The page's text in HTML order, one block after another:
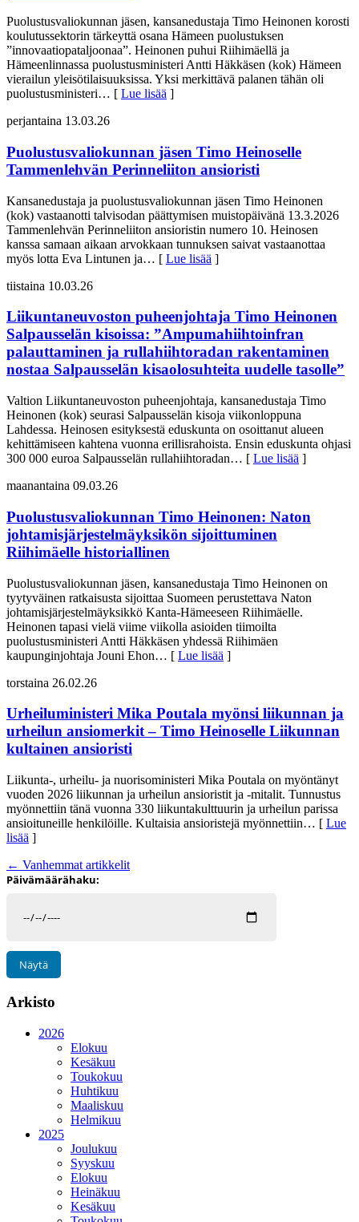
Puolustusvaliokunnan jäsen, kansanedustaja Timo Heinonen korosti
koulutussektorin tärkeyttä osana Hämeen puolustuksen
”innovaatiopataljoonaa”. Heinonen puhui Riihimäellä ja
Hämeenlinnassa puolustusministeri Antti Häkkäsen (kok) Hämeen
vierailun yleisötilaisuuksissa. Yksi merkittävä palanen tähän oli
puolustusministeri… [ Lue lisää ]
perjantaina 13.03.26
Puolustusvaliokunnan jäsen Timo Heinoselle
Tammenlehvän Perinneliiton ansioristi
Kansanedustaja ja puolustusvaliokunnan jäsen Timo Heinonen
(kok) vastaanotti talvisodan päättymisen muistopäivänä 13.3.2026
Tammenlehvän Perinneliiton ansioristin numero 10. Heinosen
kanssa samaan aikaan arvokkaan tunnuksen saivat vastaanottaa
myös lotta Eva Lintunen ja… [ Lue lisää ]
tiistaina 10.03.26
Liikuntaneuvoston puheenjohtaja Timo Heinonen
Salpausselän kisoissa: ”Ampumahiihtoinfran
palauttaminen ja rullahiihtoradan rakentaminen
nostaa Salpausselän kisaolosuhteita uudelle tasolle”
Valtion Liikuntaneuvoston puheenjohtaja, kansanedustaja Timo
Heinonen (kok) seurasi Salpausselän kisoja viikonloppuna
Lahdessa. Heinosen esityksestä eduskunta on osoittanut alueen
kehittämiseen kahtena vuonna erillisrahoista. Ensin eduskunta ohjasi
300 000 euroa Salpausselän rullahiihtoradan… [ Lue lisää ]
maanantaina 09.03.26
Puolustusvaliokunnan Timo Heinonen: Naton
johtamisjärjestelmäyksikön sijoittuminen
Riihimäelle historiallinen
Puolustusvaliokunnan jäsen, kansanedustaja Timo Heinonen on
tyytyväinen ratkaisusta sijoittaa Suomeen perustettava Naton
johtamisjärjestelmäyksikkö Kanta-Hämeeseen Riihimäelle.
Heinonen tapasi vielä viime viikolla asioiden tiimoilta
puolustusministeri Antti Häkkäsen yhdessä Riihimäen
kaupunginjohtaja Jouni Ehon… [ Lue lisää ]
torstaina 26.02.26
Urheiluministeri Mika Poutala myönsi liikunnan ja
urheilun ansiomerkit – Timo Heinoselle Liikunnan
kultainen ansioristi
Liikunta-, urheilu- ja nuorisoministeri Mika Poutala on myöntänyt
vuoden 2026 liikunnan ja urheilun ansioristit ja -mitalit. Tunnustus
myönnettiin tänä vuonna 330 liikuntakulttuurin ja urheilun parissa
ansioituneille henkilöille. Kultaisia ansioristejä myönnettiin… [ Lue
lisää ]
← Vanhemmat artikkelit
Päivämäärähaku:
Arkisto
2026
Elokuu
Kesäkuu
Toukokuu
Huhtikuu
Maaliskuu
Helmikuu
2025
Joulukuu
Syyskuu
Elokuu
Heinäkuu
Kesäkuu